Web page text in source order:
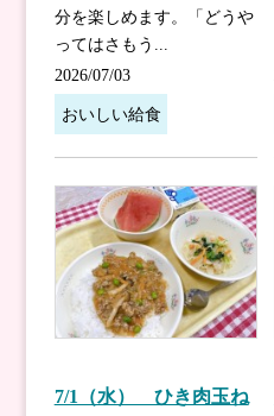
分を楽しめます。「どうや
ってはさもう...
2026/07/03
おいしい給食
7/1（水） ひき肉玉ね